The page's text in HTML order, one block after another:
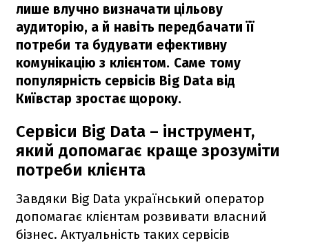
лише влучно визначати цільову
аудиторію, а й навіть передбачати її
потреби та будувати ефективну
комунікацію з клієнтом. Саме тому
популярність сервісів Big Data від
Київстар зростає щороку.
Сервіси Big Data – інструмент,
який допомагає краще зрозуміти
потреби клієнта
Завдяки Big Data український оператор
допомагає клієнтам розвивати власний
бізнес. Актуальність таких сервісів